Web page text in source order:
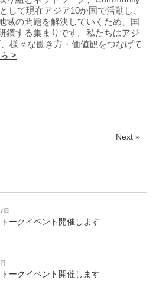
して現在アジア10か国で活動し、
域の問題を解決していくため、国
鑽する集まりです。私たちはアジ
様々な働き方・価値観をつなげて
>
Next »
日
ークイベント開催します
ークイベント開催します